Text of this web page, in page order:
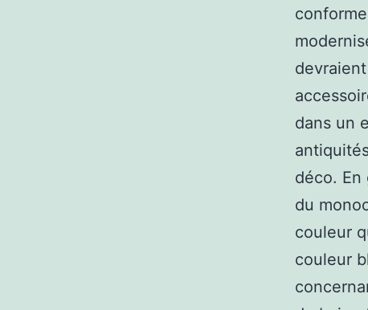
dans un
déco. En
du
couleur
couleur